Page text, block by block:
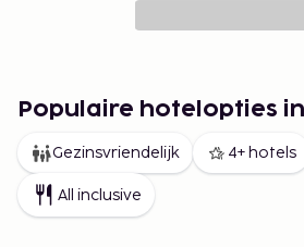
Populaire hotelopties
Gezinsvriendelijk 4+ hotels
All inclusive